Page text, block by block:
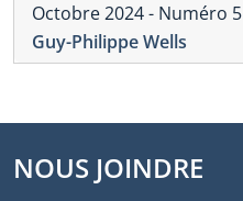
Octobre 2024 - Numéro 5
Guy-Philippe Wells
NOUS JOINDRE